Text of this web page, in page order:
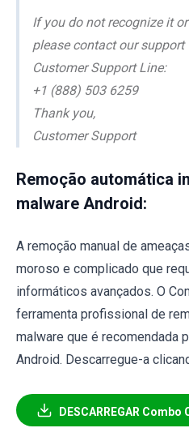
If you do not recognize it
please contact our support
Customer Support Line:
+1 (888) 503 6259
Thank you,
Customer Support
Remoção automática
malware Android:
A remoção manual de
moroso e complicado que
informáticos avançados. O
ferramenta profissional de
malware que é recomendada
Android. Descarregue-a
DESCARREGAR